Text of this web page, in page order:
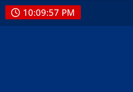
10:09:57 PM